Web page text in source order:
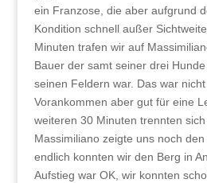
ein Franzose, die aber aufgrund
Kondition schnell außer
Minuten trafen wir auf
Bauer der samt seiner drei
seinen Feldern war. Das war
Vorankommen aber gut für eine
weiteren 30 Minuten trennten
Massimiliano zeigte uns noch
endlich konnten wir den Berg in
Aufstieg war OK, wir konnten